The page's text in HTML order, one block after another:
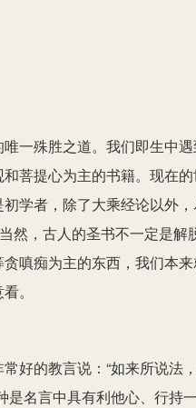
一殊胜之道。我们即生中
菩提心为主的书籍。现在
学者，除了大乘经论以外
然，古人的圣书不一定是解
嗔痴为主的东西，我们本
。
好的教言说：“如来所说法
是名言中具有利他心、行持